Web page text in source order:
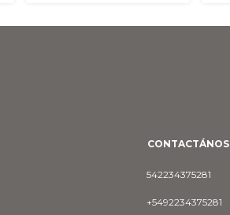
CONTACTÁNOS
542234375281
+5492234375281